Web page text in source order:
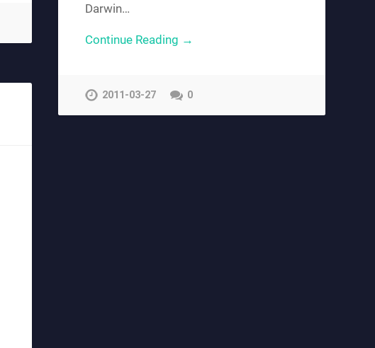
Darwin…
Continue Reading →
2011-03-27 0